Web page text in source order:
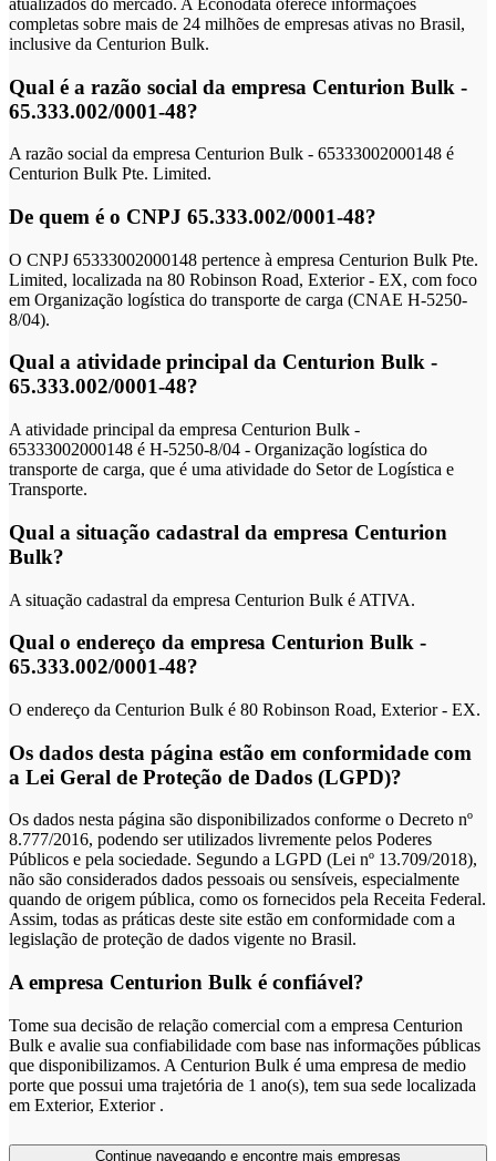
completas sobre mais de 24 milhões de empresas ativas no Brasil,
inclusive da Centurion Bulk.
Qual é a razão social da empresa Centurion Bulk -
65.333.002/0001-48?
A razão social da empresa Centurion Bulk - 65333002000148 é
Centurion Bulk Pte. Limited.
De quem é o CNPJ 65.333.002/0001-48?
O CNPJ 65333002000148 pertence à empresa Centurion Bulk Pte.
Limited, localizada na 80 Robinson Road, Exterior - EX, com foco
em Organização logística do transporte de carga (CNAE H-5250-
8/04).
Qual a atividade principal da Centurion Bulk -
65.333.002/0001-48?
A atividade principal da empresa Centurion Bulk -
65333002000148 é H-5250-8/04 - Organização logística do
transporte de carga, que é uma atividade do Setor de Logística e
Transporte.
Qual a situação cadastral da empresa Centurion
Bulk?
A situação cadastral da empresa Centurion Bulk é ATIVA.
Qual o endereço da empresa Centurion Bulk -
65.333.002/0001-48?
O endereço da Centurion Bulk é 80 Robinson Road, Exterior - EX.
Os dados desta página estão em conformidade com
a Lei Geral de Proteção de Dados (LGPD)?
Os dados nesta página são disponibilizados conforme o Decreto nº
8.777/2016, podendo ser utilizados livremente pelos Poderes
Públicos e pela sociedade. Segundo a LGPD (Lei nº 13.709/2018),
não são considerados dados pessoais ou sensíveis, especialmente
quando de origem pública, como os fornecidos pela Receita Federal.
Assim, todas as práticas deste site estão em conformidade com a
legislação de proteção de dados vigente no Brasil.
A empresa Centurion Bulk é confiável?
Tome sua decisão de relação comercial com a empresa Centurion
Bulk e avalie sua confiabilidade com base nas informações públicas
que disponibilizamos. A Centurion Bulk é uma empresa de medio
porte que possui uma trajetória de 1 ano(s), tem sua sede localizada
em Exterior, Exterior .